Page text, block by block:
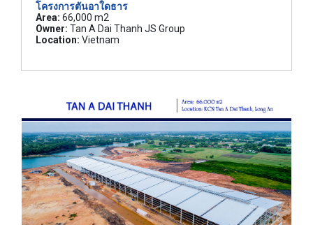
โครงการตันอาใดธาร
Area: 66,000 m2
Owner: Tan A Dai Thanh JS Group
Location: Vietnam